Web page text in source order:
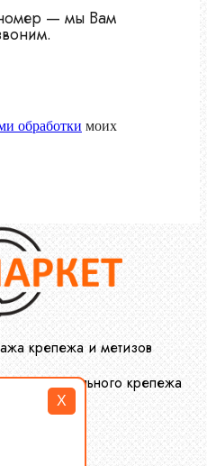
X
— мы Вам
обработки моих
крепежа и метизов
специального крепежа